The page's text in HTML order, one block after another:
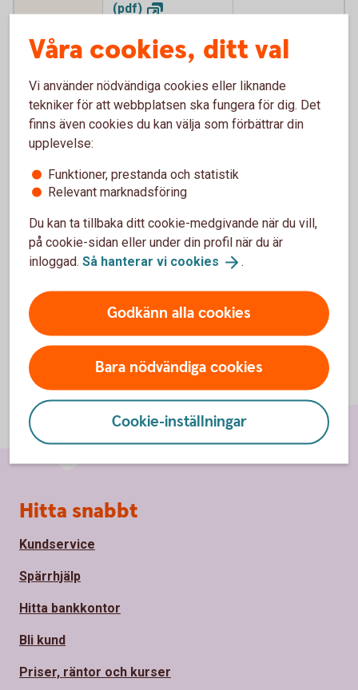
(pdf)
Access
Japan
MSCI Japan Net
MSCI Japan
Access
Global
MSCI World Net
(pdf)
MSCI World
Net
(aktiedel)
Access Mix
(räntedel)
OMRX Bond
All
OMRX Bond
All
Våra cookies, ditt val
Vi använder nödvändiga cookies eller liknande
tekniker för att webbplatsen ska fungera för dig. Det
finns även cookies du kan välja som förbättrar din
upplevelse:
Funktioner, prestanda och statistik
Relevant marknadsföring
Du kan ta tillbaka ditt cookie-medgivande när du vill,
på cookie-sidan eller under din profil när du är
inloggad. Så hanterar vi cookies .
Godkänn alla cookies
Bara nödvändiga cookies
Cookie-inställningar
Sidfot
Hitta snabbt
Kundservice
Spärrhjälp
Hitta bankkontor
Bli kund
Priser, räntor och kurser